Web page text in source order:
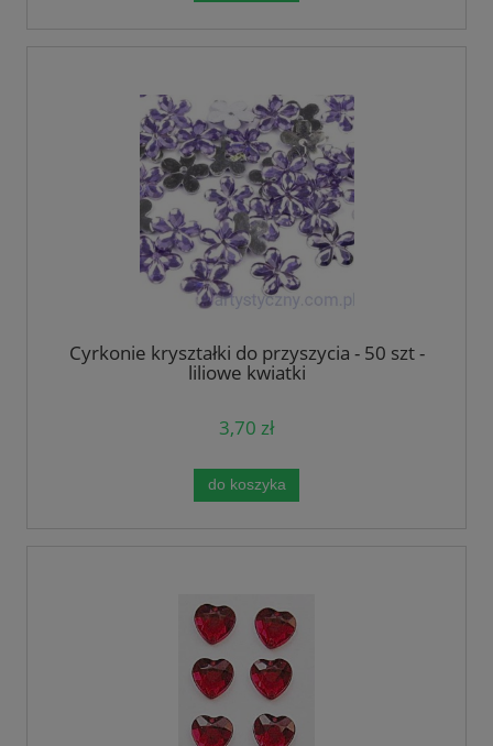
Cyrkonie kryształki do przyszycia - 50 szt -
liliowe kwiatki
3,70 zł
do koszyka